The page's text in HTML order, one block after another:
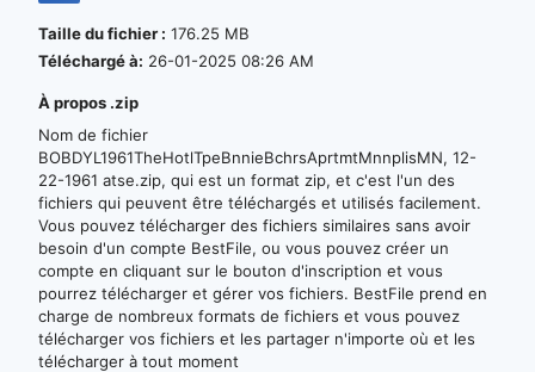
Taille du fichier : 176.25 MB
Téléchargé à: 26-01-2025 08:26 AM
À propos .zip
Nom de fichier
BOBDYL1961TheHotlTpeBnnieBchrsAprtmtMnnplisMN, 12-
22-1961 atse.zip, qui est un format zip, et c'est l'un des
fichiers qui peuvent être téléchargés et utilisés facilement.
Vous pouvez télécharger des fichiers similaires sans avoir
besoin d'un compte BestFile, ou vous pouvez créer un
compte en cliquant sur le bouton d'inscription et vous
pourrez télécharger et gérer vos fichiers. BestFile prend en
charge de nombreux formats de fichiers et vous pouvez
télécharger vos fichiers et les partager n'importe où et les
télécharger à tout moment